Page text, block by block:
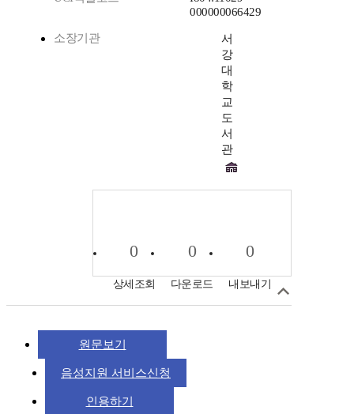
000000066429
소장기관
서
강
대
학
교
도
서
관
0
상세조회
0
다운로드
0
내보내기
원문보기
음성지원 서비스신청
인용하기